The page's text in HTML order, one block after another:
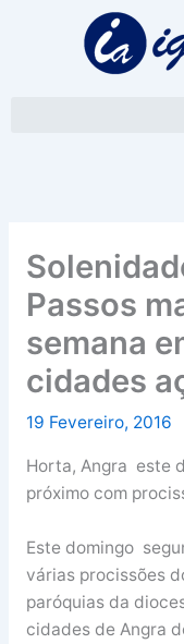
Passos
semana
cidades
19 Fevereiro, 2016
Horta, Angra este
próximo com
Este domingo
várias procissões
paróquias da
cidades de Angra